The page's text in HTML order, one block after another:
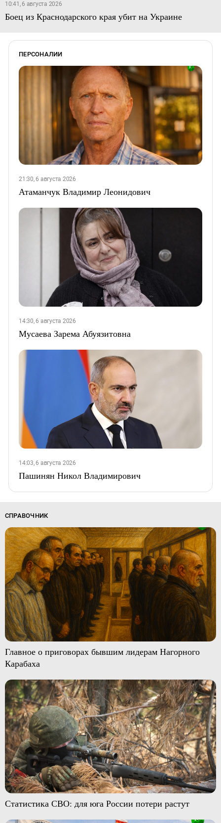
10:41, 6 августа 2026
Боец из Краснодарского края убит на Украине
ПЕРСОНАЛИИ
21:30, 6 августа 2026
Атаманчук Владимир Леонидович
14:30, 6 августа 2026
Мусаева Зарема Абуязитовна
14:03, 6 августа 2026
Пашинян Никол Владимирович
СПРАВОЧНИК
Главное о приговорах бывшим лидерам Нагорного
Карабаха
Статистика СВО: для юга России потери растут